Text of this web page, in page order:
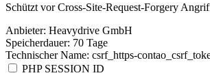
Schützt vor Cross-Site-Request-Forgery
Anbieter: Heavydrive GmbH
Speicherdauer: 70 Tage
Technischer Name: csrf_https-
PHP SESSION ID